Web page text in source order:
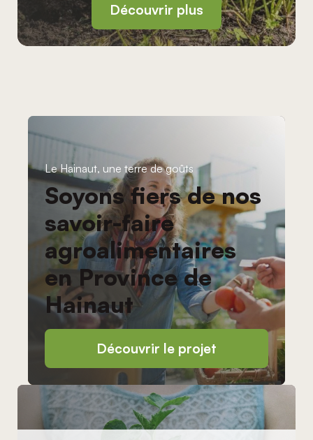
Découvrir plus
Le Hainaut, une terre de goûts
Soyons fiers de nos
savoir-faire
agroalimentaires
en Province de
Hainaut
Découvrir le projet